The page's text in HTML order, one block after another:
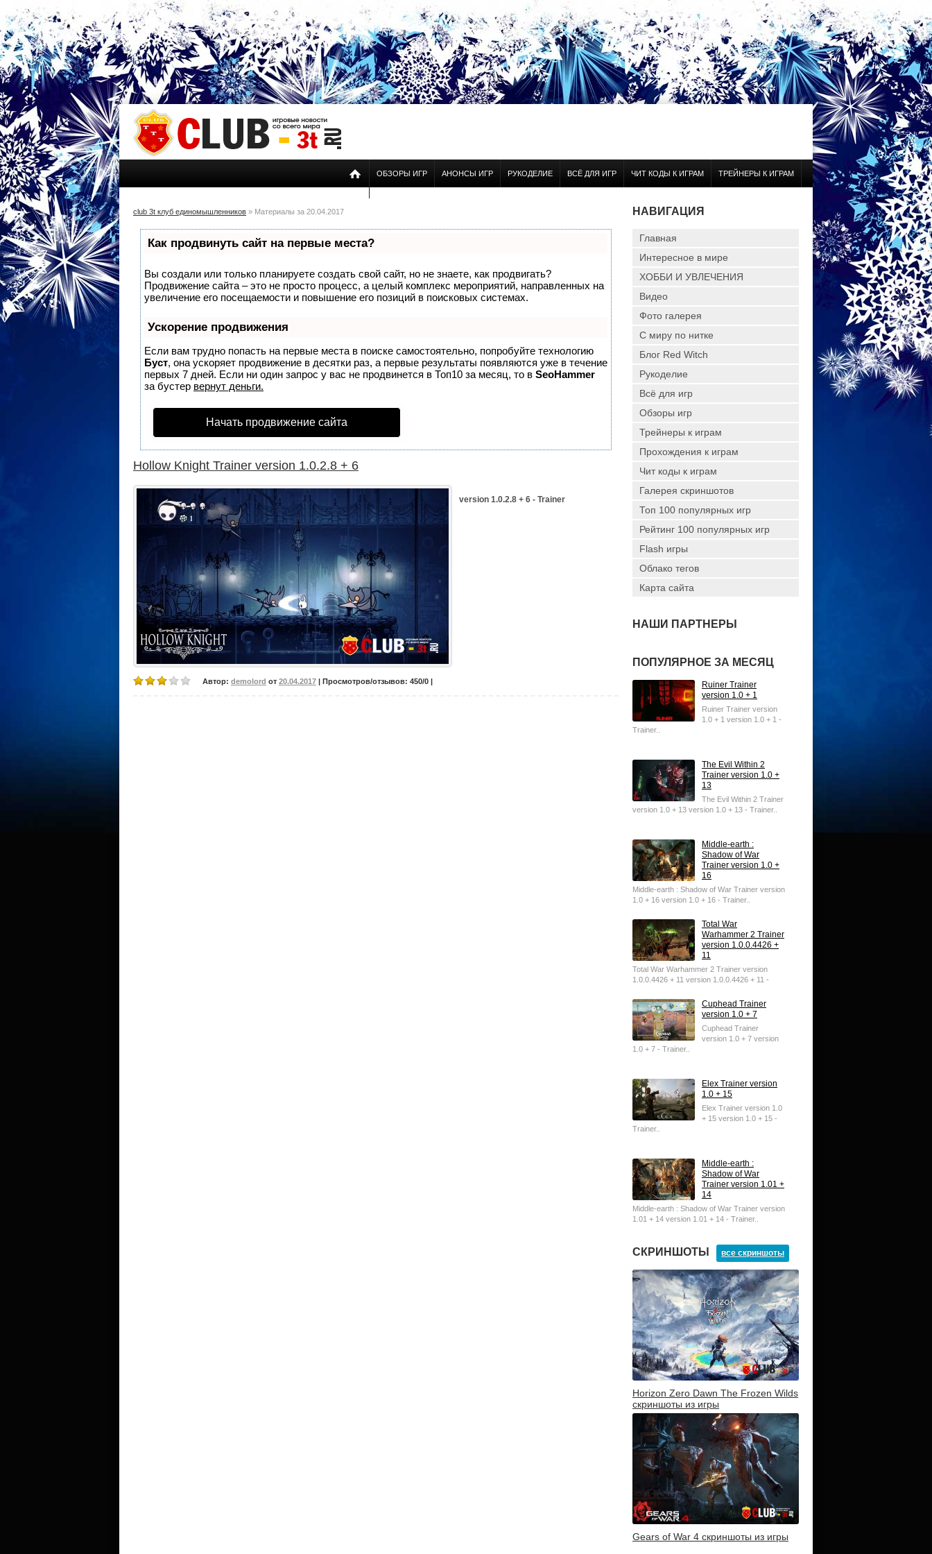
ОБЗОРЫ ИГР АНОНСЫ ИГР РУКОДЕЛИЕ ВСЁ ДЛЯ ИГР ЧИТ КОДЫ К ИГРАМ ТРЕЙНЕРЫ К ИГРАМ
club 3t клуб единомышленников » Материалы за 20.04.2017
Как продвинуть сайт на первые места?
Вы создали или только планируете создать свой сайт, но не знаете, как продвигать?
Продвижение сайта – это не просто процесс, а целый комплекс мероприятий, направленных на
увеличение его посещаемости и повышение его позиций в поисковых системах.
Ускорение продвижения
Если вам трудно попасть на первые места в поиске самостоятельно, попробуйте технологию
Буст, она ускоряет продвижение в десятки раз, а первые результаты появляются уже в течение
первых 7 дней. Если ни один запрос у вас не продвинется в Топ10 за месяц, то в SeoHammer
за бустер вернут деньги.
Начать продвижение сайта
Hollow Knight Trainer version 1.0.2.8 + 6
version 1.0.2.8 + 6 - Trainer
Автор: demolord от 20.04.2017 | Просмотров/отзывов: 450/0 |
НАВИГАЦИЯ
Главная
Интересное в мире
ХОББИ И УВЛЕЧЕНИЯ
Видео
Фото галерея
С миру по нитке
Блог Red Witch
Рукоделие
Всё для игр
Обзоры игр
Трейнеры к играм
Прохождения к играм
Чит коды к играм
Галерея скриншотов
Топ 100 популярных игр
Рейтинг 100 популярных игр
Flash игры
Облако тегов
Карта сайта
НАШИ ПАРТНЕРЫ
ПОПУЛЯРНОЕ ЗА МЕСЯЦ
Ruiner Trainer
version 1.0 + 1
Ruiner Trainer version
1.0 + 1 version 1.0 + 1 -
Trainer..
The Evil Within 2
Trainer version 1.0 +
13
The Evil Within 2 Trainer
version 1.0 + 13 version 1.0 + 13 - Trainer..
Middle-earth :
Shadow of War
Trainer version 1.0 +
16
Middle-earth : Shadow of War Trainer version
1.0 + 16 version 1.0 + 16 - Trainer..
Total War
Warhammer 2 Trainer
version 1.0.0.4426 +
11
Total War Warhammer 2 Trainer version
1.0.0.4426 + 11 version 1.0.0.4426 + 11 -
Cuphead Trainer
version 1.0 + 7
Cuphead Trainer
version 1.0 + 7 version
1.0 + 7 - Trainer..
Elex Trainer version
1.0 + 15
Elex Trainer version 1.0
+ 15 version 1.0 + 15 -
Trainer..
Middle-earth :
Shadow of War
Trainer version 1.01 +
14
Middle-earth : Shadow of War Trainer version
1.01 + 14 version 1.01 + 14 - Trainer..
СКРИНШОТЫ все скриншоты
Horizon Zero Dawn The Frozen Wilds
скриншоты из игры
Gears of War 4 скриншоты из игры